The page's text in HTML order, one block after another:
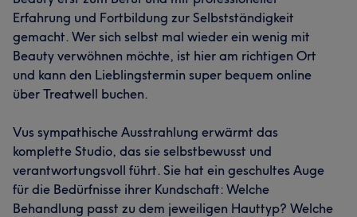
Erfahrung und Fortbildung zur Selbstständigkeit
gemacht. Wer sich selbst mal wieder ein wenig mit
Beauty verwöhnen möchte, ist hier am richtigen Ort
und kann den Lieblingstermin super bequem online
über Treatwell buchen.
Vus sympathische Ausstrahlung erwärmt das
komplette Studio, das sie selbstbewusst und
verantwortungsvoll führt. Sie hat ein geschultes Auge
für die Bedürfnisse ihrer Kundschaft: Welche
Behandlung passt zu dem jeweiligen Hauttyp? Welche